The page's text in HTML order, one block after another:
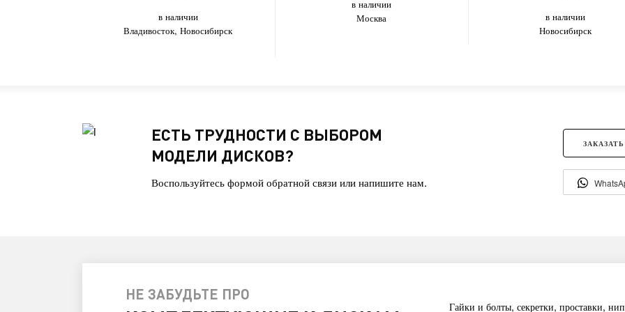
в наличии
Владивосток, Новосибирск
в наличии
Москва
в наличии
Новосибирск
ЕСТЬ ТРУДНОСТИ С ВЫБОРОМ
МОДЕЛИ ДИСКОВ?
Воспользуйтесь формой обратной связи или напишите нам.
НЕ ЗАБУДЬТЕ ПРО
Гайки и болты, секретки, проставки,